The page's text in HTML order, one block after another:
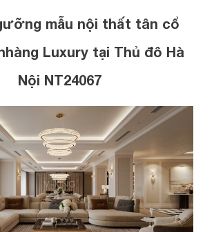
mẫu nội thất tân cổ
Luxury tại Thủ đô Hà
Nội NT24067